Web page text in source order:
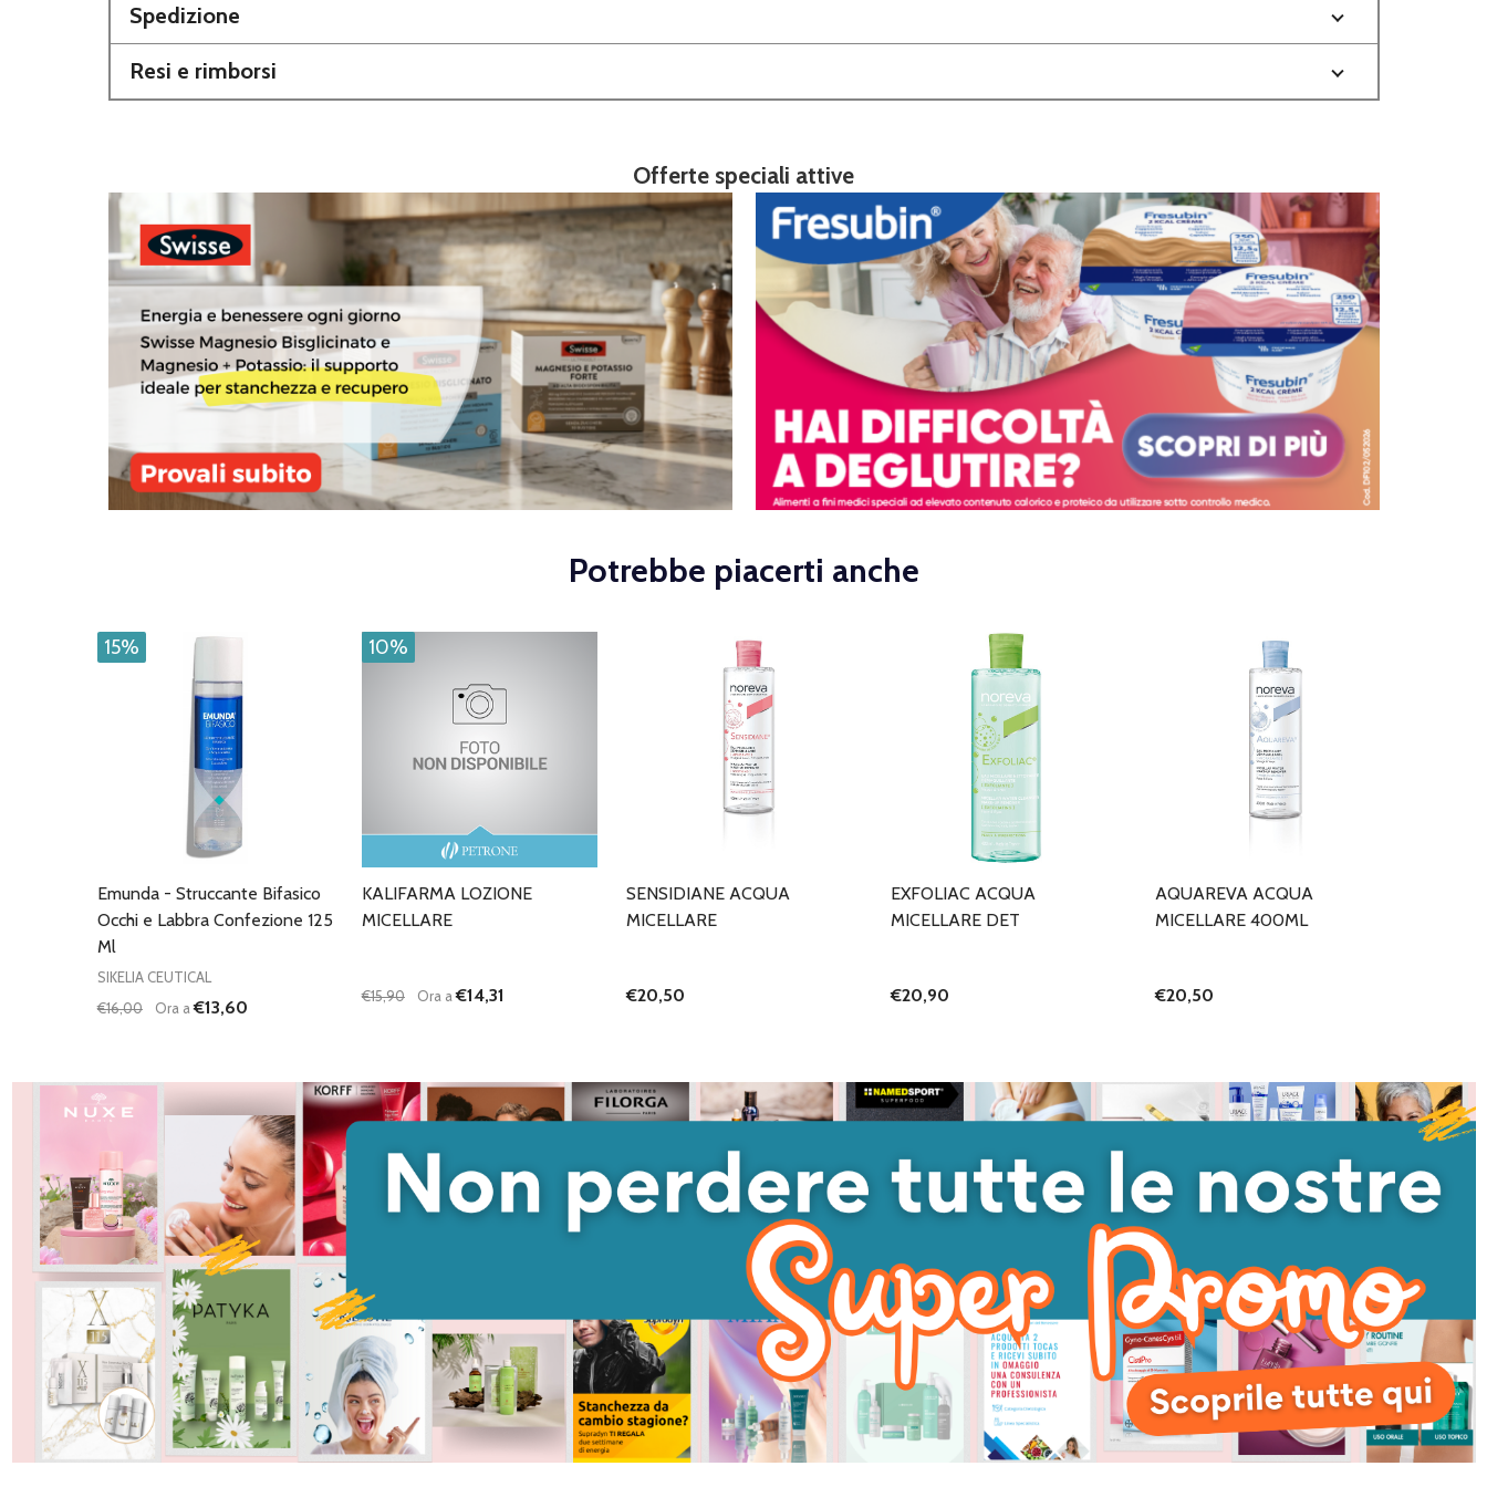
Spedizione
Resi e rimborsi
Offerte speciali attive
Potrebbe piacerti anche
15%
Emunda - Struccante Bifasico
Occhi e Labbra Confezione 125
Ml
SIKELIA CEUTICAL
€16,00
Ora a€13,60
10%
KALIFARMA LOZIONE
MICELLARE
€15,90 Ora a€14,31
SENSIDIANE ACQUA
MICELLARE
€20,50
EXFOLIAC ACQUA
MICELLARE DET
€20,90
AQUAREVA ACQUA
MICELLARE 400ML
€20,50